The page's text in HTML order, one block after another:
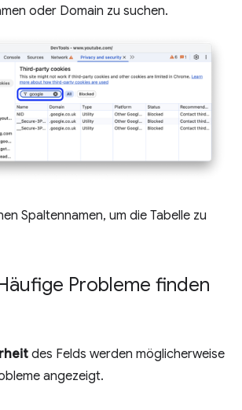
oder Domain zu suchen.
Spaltennamen, um die Tabelle zu
Probleme finden
des Felds werden möglicherweise
angezeigt.